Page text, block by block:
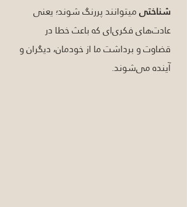
شناختی میتوانند پررنگ شوند؛ یعنی
عادت‌های فکری‌ای که باعث خطا در
قضاوت و برداشت ما از خودمان، دیگران و
آینده می‌شوند.